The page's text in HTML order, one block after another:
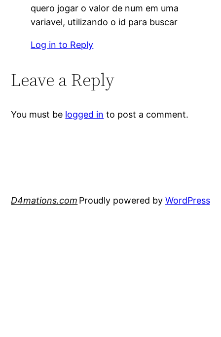
quero jogar o valor de num em uma
variavel, utilizando o id para buscar
Log in to Reply
Leave a Reply
You must be logged in to post a comment.
D4mations.com Proudly powered by WordPress